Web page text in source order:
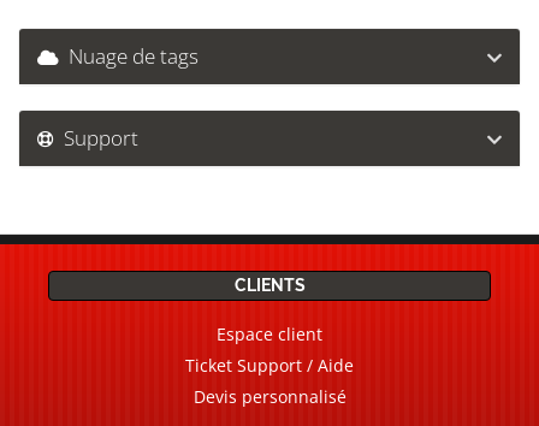
Nuage de tags
Support
CLIENTS
Espace client
Ticket Support / Aide
Devis personnalisé